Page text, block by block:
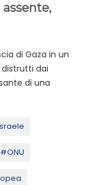
assente,
di Gaza in un
dai
di una
#ONU